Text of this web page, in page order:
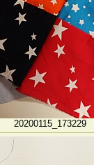
20200115_173229